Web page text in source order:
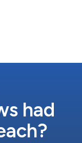
測器、測試與量度技
亦將邁入第三
參與及教育，以及推
具創新性和變革性的
終引以為傲。現在，
提交 SPIE Prism
had